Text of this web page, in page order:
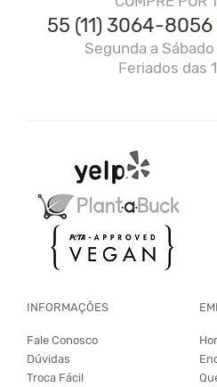
55 (11) 3064-8056
Segunda a Sábado
Feriados das
INFORMAÇÕES
Fale Conosco
Dúvidas
Troca Fácil